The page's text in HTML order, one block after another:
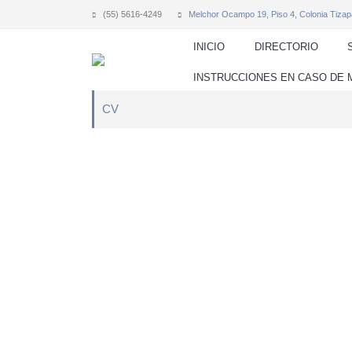
(55) 5616-4249 Melchor Ocampo 19, Piso 4, Colonia
INICIO DIRECTORIO
INSTRUCCIONES EN CASO DE
CV